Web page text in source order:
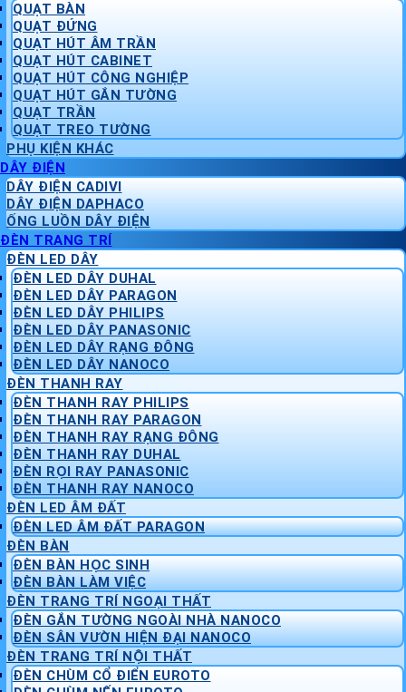
QUẠT BÀN
QUẠT ĐỨNG
QUẠT HÚT ÂM TRẦN
QUẠT HÚT CABINET
QUẠT HÚT CÔNG NGHIỆP
QUẠT HÚT GẮN TƯỜNG
QUẠT TRẦN
QUẠT TREO TƯỜNG
PHỤ KIỆN KHÁC
DÂY ĐIỆN
DÂY ĐIỆN CADIVI
DÂY ĐIỆN DAPHACO
ỐNG LUỒN DÂY ĐIỆN
ĐÈN TRANG TRÍ
ĐÈN LED DÂY
ĐÈN LED DÂY DUHAL
ĐÈN LED DÂY PARAGON
ĐÈN LED DÂY PHILIPS
ĐÈN LED DÂY PANASONIC
ĐÈN LED DÂY RẠNG ĐÔNG
ĐÈN LED DÂY NANOCO
ĐÈN THANH RAY
ĐÈN THANH RAY PHILIPS
ĐÈN THANH RAY PARAGON
ĐÈN THANH RAY RẠNG ĐÔNG
ĐÈN THANH RAY DUHAL
ĐÈN RỌI RAY PANASONIC
ĐÈN THANH RAY NANOCO
ĐÈN LED ÂM ĐẤT
ĐÈN LED ÂM ĐẤT PARAGON
ĐÈN BÀN
ĐÈN BÀN HỌC SINH
ĐÈN BÀN LÀM VIỆC
ĐÈN TRANG TRÍ NGOẠI THẤT
ĐÈN GẮN TƯỜNG NGOÀI NHÀ NANOCO
ĐÈN SÂN VƯỜN HIỆN ĐẠI NANOCO
ĐÈN TRANG TRÍ NỘI THẤT
ĐÈN CHÙM CỔ ĐIỂN EUROTO